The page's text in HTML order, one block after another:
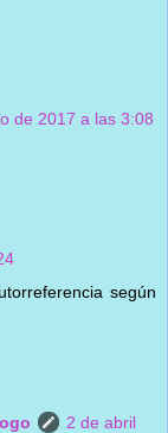
de 2017 a las 3:08
según
2 de abril